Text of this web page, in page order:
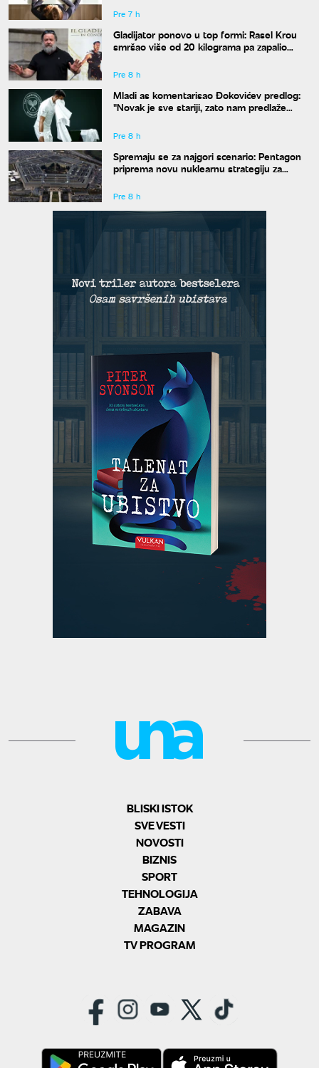
Pre 7 h
Gladijator ponovo u top formi: Rasel Krou
smršao više od 20 kilograma pa zapalio
Pre 8 h
Mladi as komentarisao Đokovićev predlog:
"Novak je sve stariji, zato nam predlaže
Pre 8 h
Spremaju se za najgori scenario: Pentagon
priprema novu nuklearnu strategiju za
Pre 8 h
BLISKI ISTOK
SVE VESTI
NOVOSTI
BIZNIS
SPORT
TEHNOLOGIJA
ZABAVA
MAGAZIN
TV PROGRAM